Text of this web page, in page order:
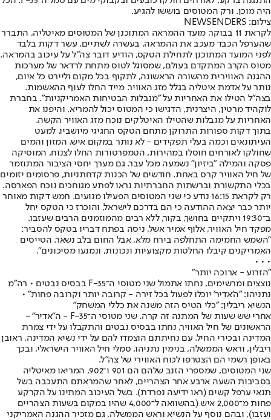
היה מוכן. ורק המטוסים בוששו להגיע.
צילום: NEWSENDERS
לקראת 11 בבוקר, מועד ההמראה המתוכנן של המטוסים מאיטליה, התברר
שהערפל הכבד מעכב את ההמראה. בעשרה לשתיים, עשר דקות בלבד
לפני המועד המתוכנן לתחילת הטקס, הודיע דובר צה"ל על עיכוב בהמראה.
מטוס הקרב המתקדם בעולם, שמסוגל לטוס מתחת לרדאר של מערכות
ההגנה האווירית מהשורה הראשונה, לתקוף בכל מקום וליירט כל איום,
נותר על אדמת איטליה בגלל מזג האוויר. מייד החלו לעוף ההאשמות.
בצה"ל הטילו את האחריות על "מגבלות הבטיחות האמריקניות". בחברת
לוקהיד מרטין, היצרנית, הדגישו כי המטוס יכול להמריא, והיפנו את
האחריות על מגבלות שהטילו האיטלקים נוכח מזג האוויר הקשה.
בתוך דקות ספורות התרוקן מתחם הטקס החגיגי מיושביו. למעט
העיתונאים וכמה בעלי תפקידים - לא נותר במקום איש. המזון והמים
שחולקו לאורחים חוסלו במהירות, הטמפרטורות החלו לצנוח, המוסיקה
פסקה והמילה "ביזיון" נשמעה מכל עבר. גם מערך יחסי הציבור המתוזמר
של חיל האוויר קרס באחת. חודשים של הכנות קדחתניות, פרסומים יזומים
בכלי התקשורת וברשתות החברתיות נראו לפתע מגוחכים נוכח הפארסה.
רק לקראת 16:15 נודע כי שני המטוסים הפעילו מנועים. חמש דקות מאוחר
יותר כבר יצאה ההודעה כי הם בדרכם לישראל, והוכרז כי הטקס יחל
ב־19:30 ויתקיים בחושך, בקור, ללא רבים מהמוזמנים הרבים שעזבו.
מפקד חיל האוויר, אלוף אמיר אשל, ניסה בפתח דבריו בטקס להסביר:
"השמש החמימה התחלפה בירח מלא, אבל החום בלב נשאר. הטייסים
האמריקנים קיבלו החלטות מקצועיות ונכונות, ונמנעו מסיכונים".
• • •
"הזרוע - ארוכה יותר"
נוצצים ומרשימים, נחתו אתמול שני מטוסי ה־F-35 בבסיס נבטים • רה"מ
נתניהו: "ה'אדיר' יוכלו לפעול בכל זירה - קרובה יותר וקרובה פחות" •
הנשיא ריבלין: "כלי הטיס הזה משנה את כללי המשחק״
אחרי שש שעות של המתנה זה קרה. שני מטוסי ה־F-35 - ה"אדיר" -
הראשונים של חיל האוויר, נחתו בבסיס נבטים והתקבלו על ידי צמרת
המדינה ובכירי החיל. עם נחיתתם הוצמדו להם על ידי נשיא המדינה, ראובן
ריבלין, וראש הממשלה, בנימין נתניהו, סמלי חיל האוויר הישראלי, ובכך
באופן רשמי הם הצטרפו לכוח האווירי של צה"ל.
שני המטוסים, שמספרי הזנב שלהם הם 901 ו־902, המריאו מאיטליה
בסביבות השעה ארבע אחר הצהריים, לאחר שהמראתם התעכבה בשל
תנאי ערפל קשים (ראו ידיעה נפרדת). בשל העיכוב המתינו על הקרקע
פחות מ־2,000 איש (בהשוואה ל־4,000 שהיו במקום בשעות הצהריים
ועזבו), ובהם נוסף על הנשיא וראש הממשלה, גם מזכיר ההגנה האמריקני